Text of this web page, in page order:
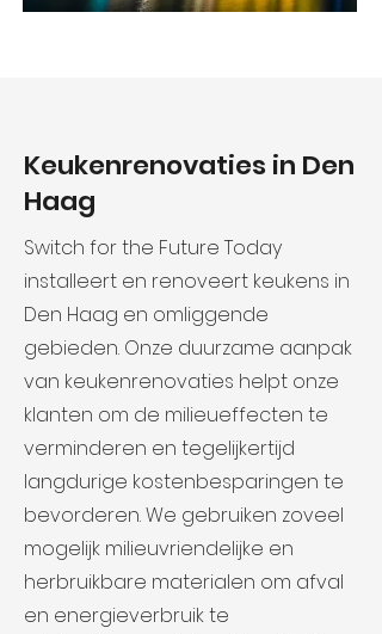
Keukenrenovaties in Den
Haag
Switch for the Future Today
installeert en renoveert keukens in
Den Haag en omliggende
gebieden. Onze duurzame aanpak
van keukenrenovaties helpt onze
klanten om de milieueffecten te
verminderen en tegelijkertijd
langdurige kostenbesparingen te
bevorderen. We gebruiken zoveel
mogelijk milieuvriendelijke en
herbruikbare materialen om afval
en energieverbruik te